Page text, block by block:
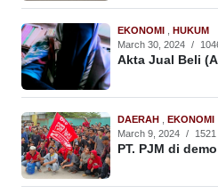
EKONOMI
HUKUM
March 30, 2024 /
Akta Jual Beli
DAERAH
EKONOMI
March 9, 2024 /
PT. PJM di